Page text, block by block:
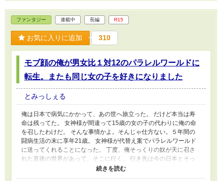
ファンタジー 連載中 長編 R15
お気に入りに追加 310
モブ顔の俺が男女比１対12のパラレルワールドに
転生。またも同じ女の子を好きになりました
とみっしぇる
俺は日本で病気にかかって、あの世へ旅立った。 だけど本当は寿
命は残ってた。 女神様が間違って15歳の女の子の代わりに俺の命
を召したわけだ。 そんな事情かよ。そんじゃ仕方ない。５年間の
闘病生活の末に享年21歳。 女神様が代替え案でパラレルワールド
に送ってくれることになった。 丁度、俺そっくりの奴が天に召さ
れた直後の世界があって、そこに行く。 行き先は今の日本とそっ
くりだけど、違うのは男女逆転世界。男女比も１対12。 ハーレ